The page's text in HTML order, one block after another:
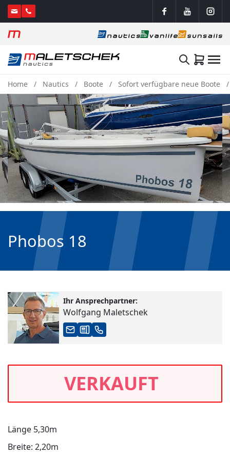
Home Nautics Boote Sofort verfügbare neue Boote
Phobos 18
Ihr Ansprechpartner:
Wolfgang Maletschek
VERKAUFT
Länge 5,30m
Breite: 2,20m